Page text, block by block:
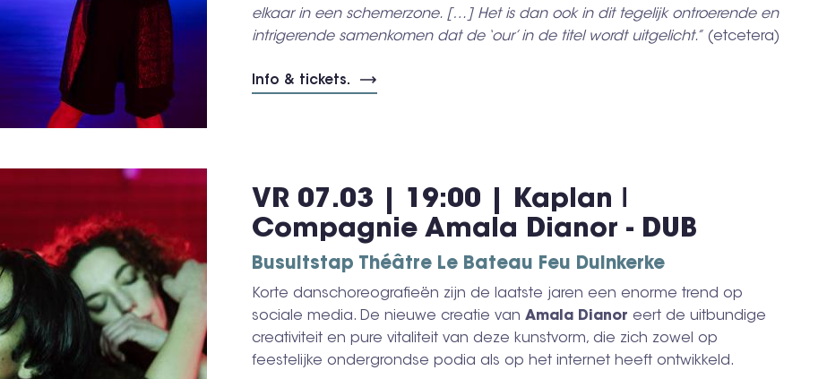
elkaar in een schemerzone. […] Het is dan ook in dit tegelijk ontroerende en
intrigerende samenkomen dat de ‘our’ in de titel wordt uitgelicht.” (etcetera)
Info & tickets.
VR 07.03 | 19:00 | Kaplan ǀ
Compagnie Amala Dianor - DUB
Busuitstap Théâtre Le Bateau Feu Duinkerke
Korte danschoreografieën zijn de laatste jaren een enorme trend op
sociale media. De nieuwe creatie van Amala Dianor eert de uitbundige
creativiteit en pure vitaliteit van deze kunstvorm, die zich zowel op
feestelijke ondergrondse podia als op het internet heeft ontwikkeld.